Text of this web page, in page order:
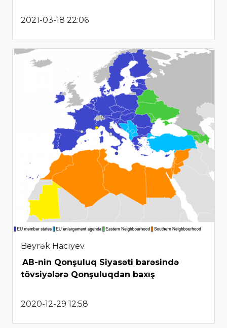
2021-03-18 22:06
Beyrək Hacıyev
AB-nin Qonşuluq Siyasəti barəsində
tövsiyələrə Qonşuluqdan baxış
2020-12-29 12:58